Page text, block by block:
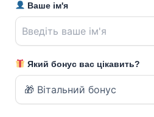
Ваше ім'я
Який бонус вас цікавить?